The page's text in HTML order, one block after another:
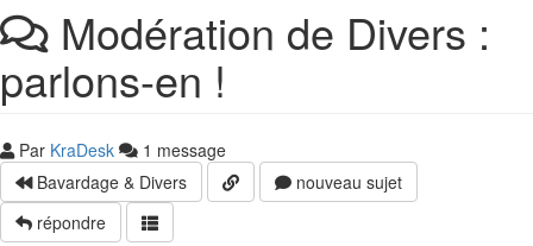
Modération de Divers :
parlons-en !
Par KraDesk
1 message
Bavardage & Divers
nouveau sujet
répondre